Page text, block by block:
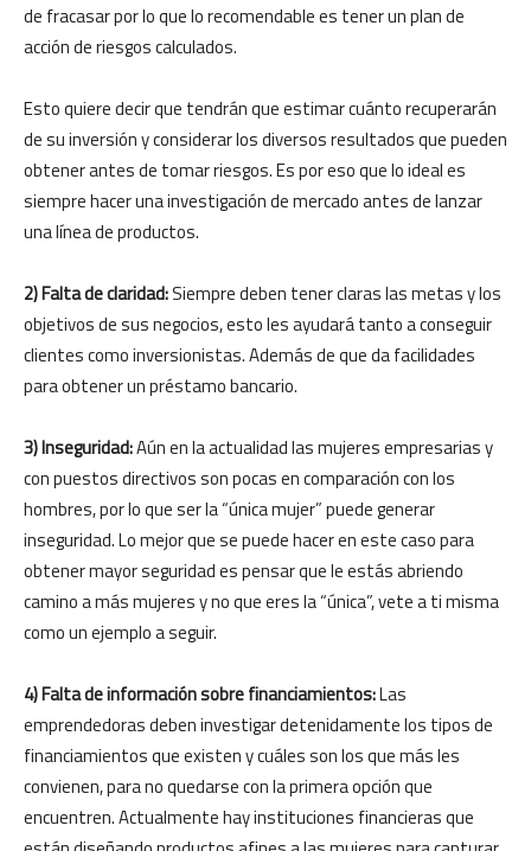
de fracasar por lo que lo recomendable es tener un plan de
acción de riesgos calculados.
Esto quiere decir que tendrán que estimar cuánto recuperarán
de su inversión y considerar los diversos resultados que pueden
obtener antes de tomar riesgos. Es por eso que lo ideal es
siempre hacer una investigación de mercado antes de lanzar
una línea de productos.
2) Falta de claridad:Siempre deben tener claras las metas y los
objetivos de sus negocios, esto les ayudará tanto a conseguir
clientes como inversionistas. Además de que da facilidades
para obtener un préstamo bancario.
3) Inseguridad:Aún en la actualidad las mujeres empresarias y
con puestos directivos son pocas en comparación con los
hombres, por lo que ser la “única mujer” puede generar
inseguridad. Lo mejor que se puede hacer en este caso para
obtener mayor seguridad es pensar que le estás abriendo
camino a más mujeres y no que eres la “única”, vete a ti misma
como un ejemplo a seguir.
4) Falta de información sobre financiamientos:Las
emprendedoras deben investigar detenidamente los tipos de
financiamientos que existen y cuáles son los que más les
convienen, para no quedarse con la primera opción que
encuentren. Actualmente hay instituciones financieras que